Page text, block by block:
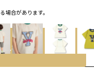
合があります。
入れる